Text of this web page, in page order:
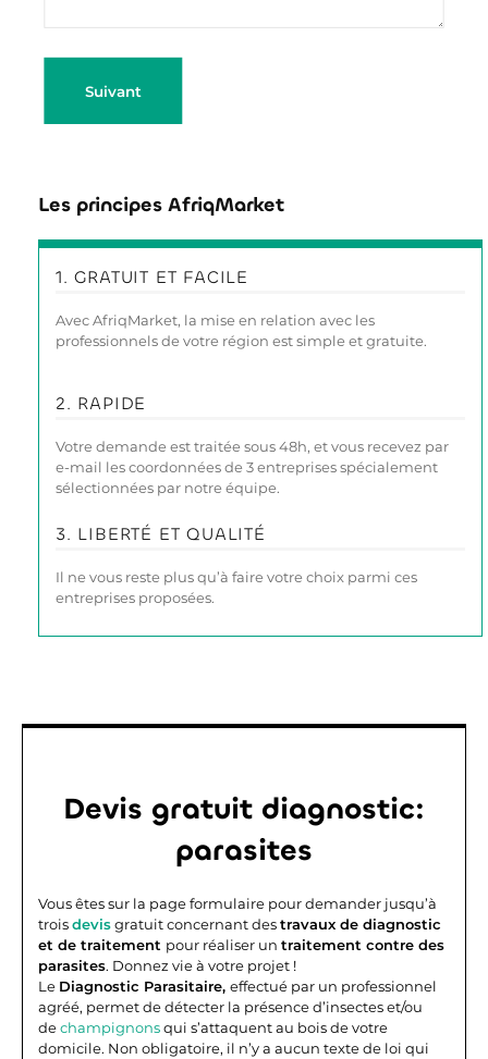
Suivant
Les principes AfriqMarket
1. GRATUIT ET FACILE
Avec AfriqMarket, la mise en relation avec les
professionnels de votre région est simple et gratuite.
2. RAPIDE
Votre demande est traitée sous 48h, et vous recevez par
e-mail les coordonnées de 3 entreprises spécialement
sélectionnées par notre équipe.
3. LIBERTÉ ET QUALITÉ
Il ne vous reste plus qu’à faire votre choix parmi ces
entreprises proposées.
Devis gratuit diagnostic:
parasites
Vous êtes sur la page formulaire pour demander jusqu’à
troisdevisgratuit concernant destravaux de diagnostic
et de traitement pour réaliser un traitement contre des
parasites. Donnez vie à votre projet !
Le Diagnostic Parasitaire, effectué par un professionnel
agréé, permet de détecter la présence d’insectes et/ou
dechampignonsqui s’attaquent au bois de votre
domicile. Non obligatoire, il n’y a aucun texte de loi qui